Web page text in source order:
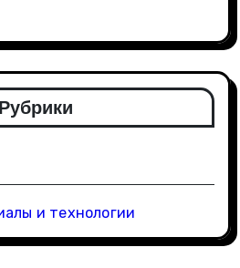
Рубрики
и технологии